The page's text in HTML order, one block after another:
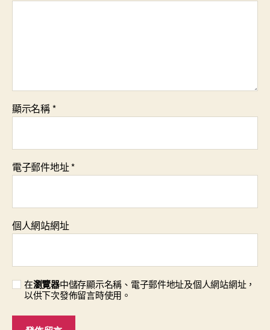
顯示名稱*
電子郵件地址*
個人網站網址
在瀏覽器中儲存顯示名稱、電子郵件地址及個人網站網址，
以供下次發佈留言時使用。